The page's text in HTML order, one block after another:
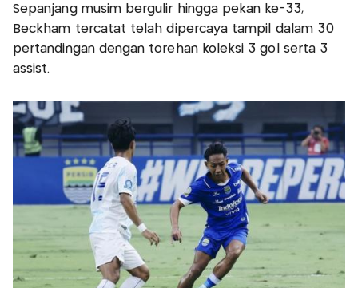
Sepanjang musim bergulir hingga pekan ke-33,
Beckham tercatat telah dipercaya tampil dalam 30
pertandingan dengan torehan koleksi 3 gol serta 3
assist.